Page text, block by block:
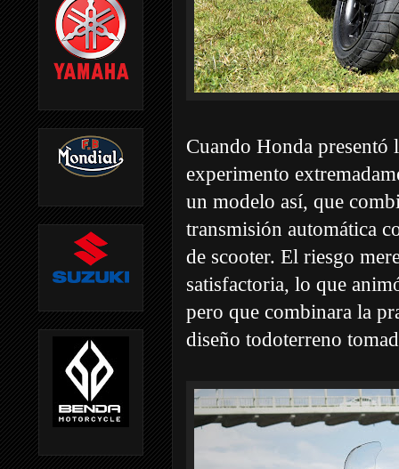
Cuando Honda presentó
experimento
un modelo así, que
transmisión automática
de scooter. El riesgo
satisfactoria, lo que
pero que combinara la
diseño todoterreno